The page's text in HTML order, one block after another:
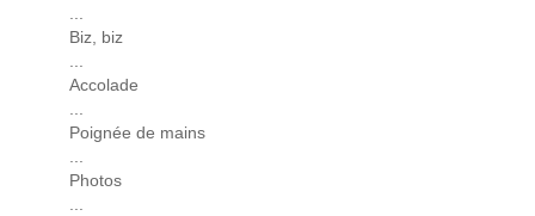
Biz, biz
Accolade
Poignée de mains
Photos